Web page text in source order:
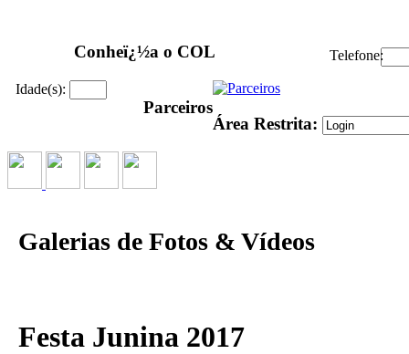
Conheï¿½a o COL Telefone:
Idade(s):
Parceiros
Área Restrita:
Galerias de Fotos & Vídeos
Festa Junina 2017